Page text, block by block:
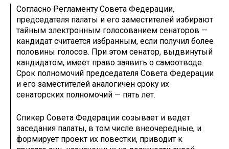
Согласно Регламенту Совета Федерации,
председателя палаты и его заместителей избирают
тайным электронным голосованием сенаторов —
кандидат считается избранным, если получил более
половины голосов. При этом сенатор, выдвинутый
кандидатом, имеет право заявить о самоотводе.
Срок полномочий председателя Совета Федерации
и его заместителей аналогичен сроку их
сенаторских полномочий — пять лет.
Спикер Совета Федерации созывает и ведет
заседания палаты, в том числе внеочередные, и
формирует проект их повестки, приводит к